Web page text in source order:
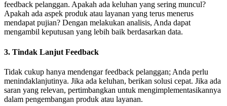
feedback pelanggan. Apakah ada keluhan yang sering muncul?
Apakah ada aspek produk atau layanan yang terus menerus
mendapat pujian? Dengan melakukan analisis, Anda dapat
mengambil keputusan yang lebih baik berdasarkan data.
3. Tindak Lanjut Feedback
Tidak cukup hanya mendengar feedback pelanggan; Anda perlu
menindaklanjutinya. Jika ada keluhan, berikan solusi cepat. Jika ada
saran yang relevan, pertimbangkan untuk mengimplementasikannya
dalam pengembangan produk atau layanan.